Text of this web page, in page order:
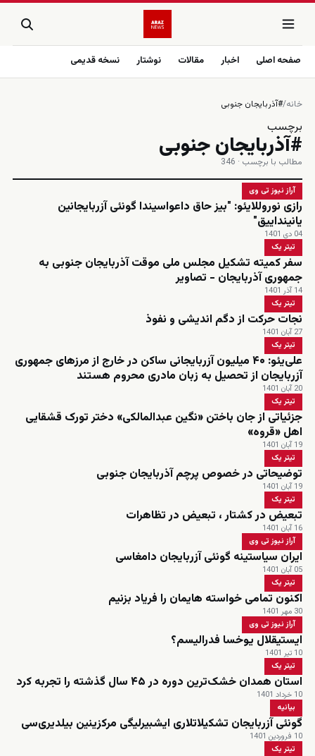
صفحه اصلی اخبار مقالات نوشتار نسخه قدیمی
خانه/#آذربایجان جنوبی
برچسب
#آذربایجان جنوبی
مطالب با برچسب · 346
آراز نیوز تی وی
رازی نوروللایئو: "بیز حاق داعواسیندا گونئی آزربایجانین
یانینداییق"
04 دی 1401
تیتر یک
سفر کمیته تشکیل مجلس ملی موقت آذربایجان جنوبی به
جمهوری آذربایجان - تصاویر
14 آذر 1401
تیتر یک
نجات حرکت از دگم اندیشی و نفوذ
27 آبان 1401
تیتر یک
علی‌یئو: ۴۰ میلیون آزربایجانی ساکن در خارج از مرزهای جمهوری
آزربایجان از تحصیل به زبان مادری محروم هستند
20 آبان 1401
تیتر یک
جزئیاتی از جان باختن «نگین عبدالمالکی» دختر تورک قشقایی
اهل «قروه»
19 آبان 1401
تیتر یک
توضیحاتی در خصوص پرچم آذربایجان جنوبی
19 آبان 1401
تیتر یک
تبعیض در کشتار ، تبعیض در تظاهرات
16 آبان 1401
آراز نیوز تی وی
ایران سیاستینه گونئی آزربایجان دامغاسی
05 آبان 1401
تیتر یک
اکنون تمامی خواسته هایمان را فریاد بزنیم
30 مهر 1401
آراز نیوز تی وی
ایستیقلال یوخسا فدرالیسم؟
10 تیر 1401
تیتر یک
استان همدان خشک‌ترین دوره در ۴۵ سال گذشته را تجربه کرد
10 خرداد 1401
بیانیه
گونئی آزربایجان تشکیلاتلاری ایشبیرلیگی مرکزینین بیلدیری‌سی
10 فروردین 1401
تیتر یک